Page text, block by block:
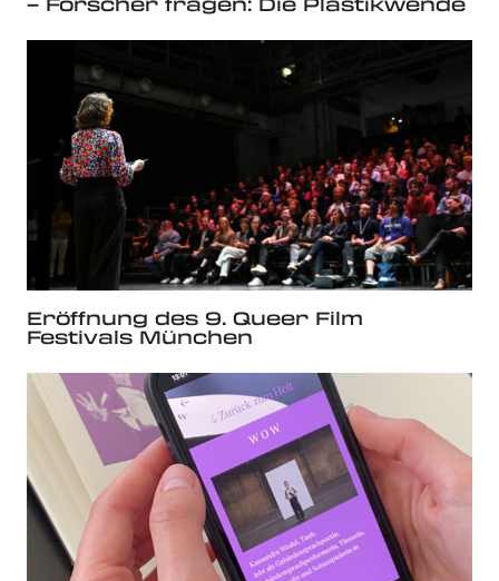
Eröffnung des 9. Queer Film
Festivals München